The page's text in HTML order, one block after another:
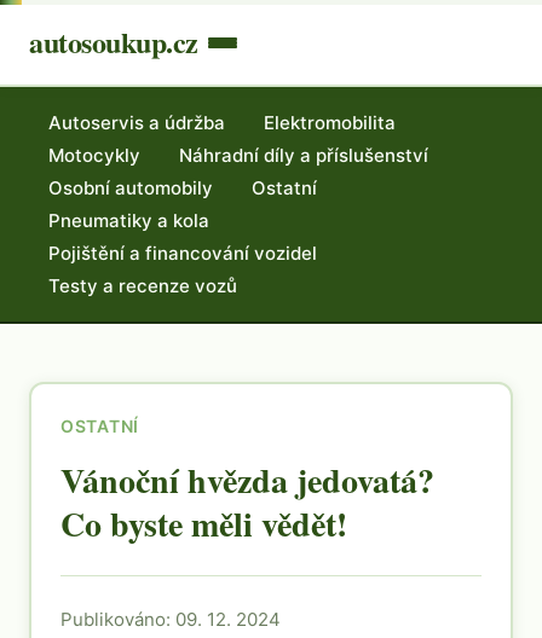
autosoukup.cz
Autoservis a údržba
Elektromobilita
Motocykly
Náhradní díly a příslušenství
Osobní automobily
Ostatní
Pneumatiky a kola
Pojištění a financování vozidel
Testy a recenze vozů
OSTATNÍ
Vánoční hvězda jedovatá?
Co byste měli vědět!
Publikováno: 09. 12. 2024